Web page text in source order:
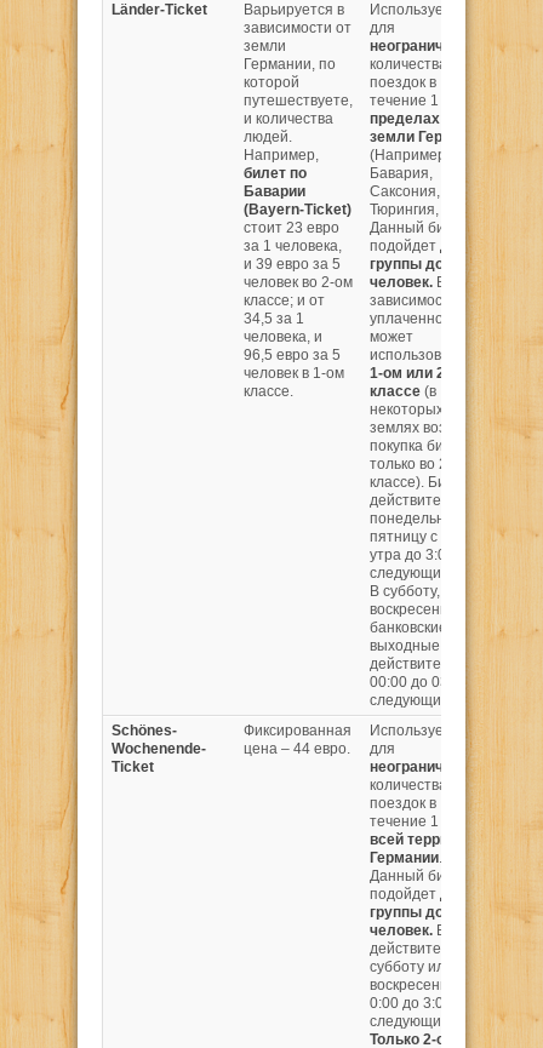
Länder-Ticket
Варьируется в
зависимости от
земли
Германии, по
которой
путешествуете,
и количества
людей.
Например,
билет по
Баварии
(Bayern-Ticket)
стоит 23 евро
за 1 человека,
и 39 евро за 5
человек во 2-ом
классе; и от
34,5 за 1
человека, и
96,5 евро за 5
человек в 1-ом
классе.
Используется
для
неограниченного
количества
поездок в
течение 1 дня
пределах одной
земли Германии
(Например,
Бавария,
Саксония,
Тюрингия, и т.д.).
Данный билет
подойдет для
группы до 5
человек. В
зависимости от
уплаченной цены
может
использоваться
1-ом или 2-ом
классе (в
некоторых
землях возможна
покупка билета
только во 2
классе). Билет
действителен с
понедельника по
пятницу с 9:00
утра до 3:00
следующих суток.
В субботу,
воскресенье, и
банковские
выходные
действителен с
00:00 до 03:00
следующих суток.
в
Schönes-
Wochenende-
Ticket
Фиксированная
цена – 44 евро.
Используется
для
неограниченного
количества
поездок в
течение 1 дняпо
всей территории
Германии.
Данный билет
подойдет для
группы до 5
человек. Билет
действителен в
субботу или в
воскресенье с
0:00 до 3:00
следующих суток.
Только 2-ой